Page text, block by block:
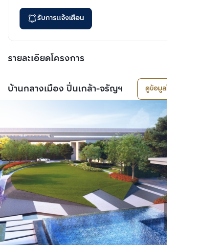
รับการแจ้งเตือน
รายละเอียดโครงการ
บ้านกลางเมือง ปิ่นเกล้า-จรัญฯ ดูข้อมูลโครงการ